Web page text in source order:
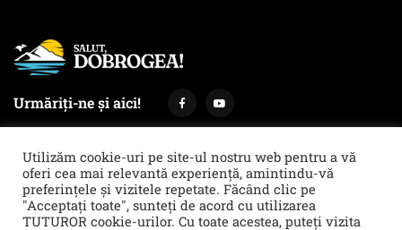
Urmăriți-ne și aici!
Termeni și condiții
Politica de cookies & GDPR
Noi îți facem reclamă!
Utilizăm cookie-uri pe site-ul nostru web pentru a vă
oferi cea mai relevantă experiență, amintindu-vă
preferințele și vizitele repetate. Făcând clic pe
"Acceptați toate", sunteți de acord cu utilizarea
TUTUROR cookie-urilor. Cu toate acestea, puteți vizita